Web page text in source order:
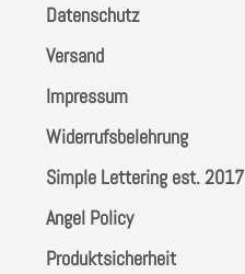
Datenschutz
Versand
Impressum
Widerrufsbelehrung
Simple Lettering est. 2017
Angel Policy
Produktsicherheit